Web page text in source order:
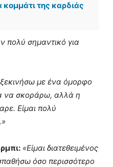
της καρδιάς
πολύ σημαντικό για
με ένα όμορφο
να σκοράρω, αλλά η
Είμαι πολύ
«Είμαι διατεθειμένος
όσο περισσότερο